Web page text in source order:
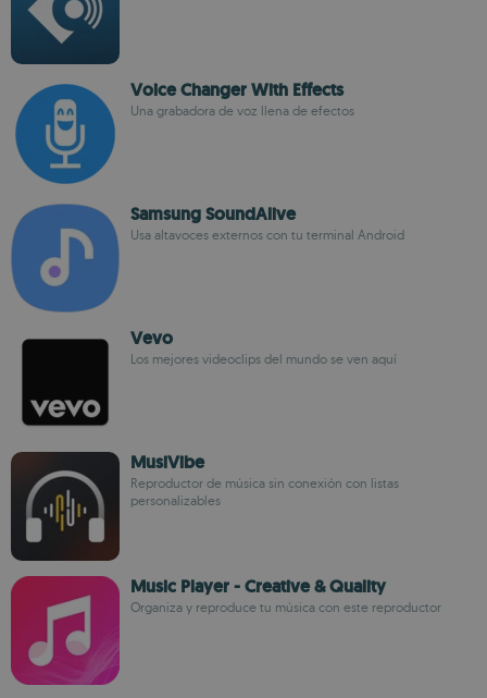
Voice Changer With Effects
Una grabadora de voz llena de efectos
Samsung SoundAlive
Usa altavoces externos con tu terminal Android
Vevo
Los mejores videoclips del mundo se ven aquí
MusiVibe
Reproductor de música sin conexión con listas
personalizables
Music Player - Creative & Quality
Organiza y reproduce tu música con este reproductor